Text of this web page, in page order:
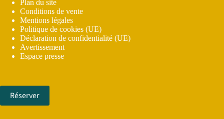
Plan du site
Conditions de vente
Mentions légales
Politique de cookies (UE)
Déclaration de confidentialité (UE)
Avertissement
Espace presse
Réserver